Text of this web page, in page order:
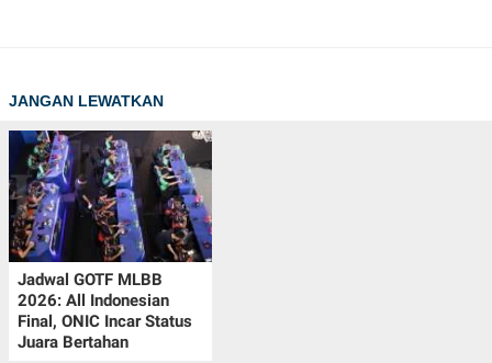
JANGAN LEWATKAN
Jadwal GOTF MLBB
2026: All Indonesian
Final, ONIC Incar Status
Juara Bertahan